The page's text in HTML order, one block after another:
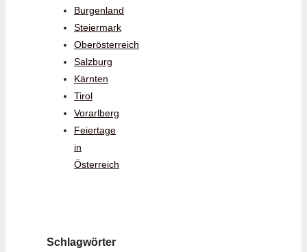
Burgenland
Steiermark
Oberösterreich
Salzburg
Kärnten
Tirol
Vorarlberg
Feiertage
in
Österreich
Schlagwörter